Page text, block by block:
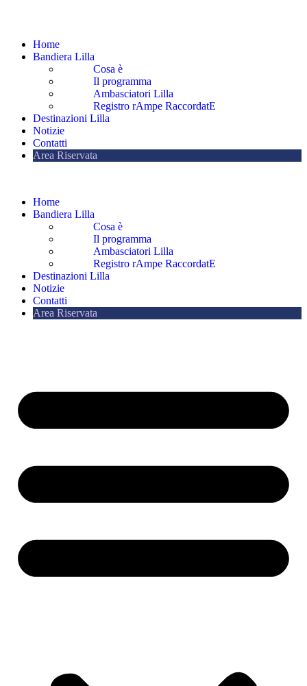
Home
Bandiera Lilla
Cosa è
Il programma
Ambasciatori Lilla
Registro rAmpe RaccordatE
Destinazioni Lilla
Notizie
Contatti
Area Riservata
Home
Bandiera Lilla
Cosa è
Il programma
Ambasciatori Lilla
Registro rAmpe RaccordatE
Destinazioni Lilla
Notizie
Contatti
Area Riservata